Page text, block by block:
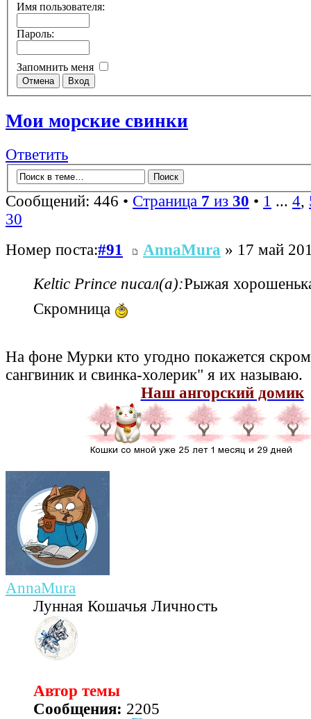
Имя пользователя:
Пароль:
Запомнить меня
Мои морские свинки
Ответить
Сообщений: 446 • Страница 7 из 30 • 1 ... 4,
30
Номер поста:#91 AnnaMura » 17 май
Keltic Prince писал(а):Рыжая
Скромница
На фоне Мурки кто угодно покажется
сангвиник и свинка-холерик" я их называю.
Наш ангорский домик
AnnaMura
Лунная Кошачья Личность
Автор темы
Сообщения: 2205